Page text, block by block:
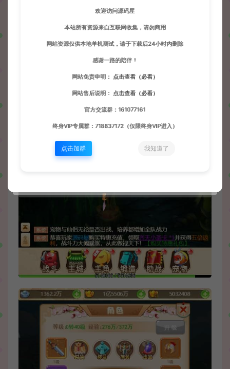
欢迎访问源码屋
本站所有资源来自互联网收集，请勿商用
网站资源仅供本地单机测试，请于下载后24小时内删除
感谢一路的陪伴！
网站免责申明： 点击查看（必看）
网站售后说明： 点击查看（必看）
官方交流群：161077161
终身VIP专属群：718837172（仅限终身VIP进入）
点击加群 我知道了